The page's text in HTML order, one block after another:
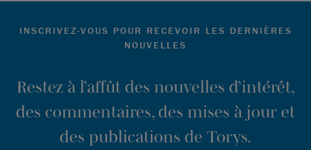
INSCRIVEZ-VOUS POUR RECEVOIR LES DERNIÈRES
NOUVELLES
Restez à l’affût des nouvelles d’intérêt,
des commentaires, des mises à jour et
des publications de Torys.